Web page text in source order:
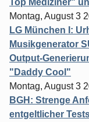
Montag, August 3
LG München I:
Musikgenerator
Output-
"Daddy Cool"
Montag, August 3
BGH: Strenge
entgeltlicher